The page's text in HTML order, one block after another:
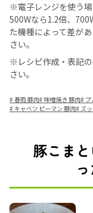
※電子レンジを使う場
500Wなら1.2倍、
た機種によって差が
さい。
※レシピ作成・表記の
さい。
# 春雨 豚肉#味噌焼き 豚肉# プ
# キャベツ ピーマン 豚肉# ズ
豚こま